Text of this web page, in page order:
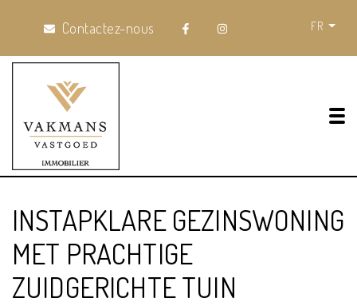
Contactez-nous FR
INSTAPKLARE GEZINSWONING
MET PRACHTIGE
ZUIDGERICHTE TUIN